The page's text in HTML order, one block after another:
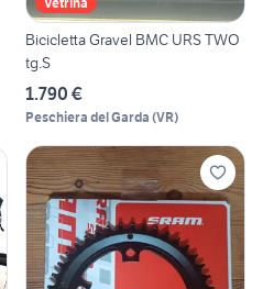
Bicicletta Gravel BMC URS TWO
tg.S
1.790 €
Peschiera del Garda (VR)